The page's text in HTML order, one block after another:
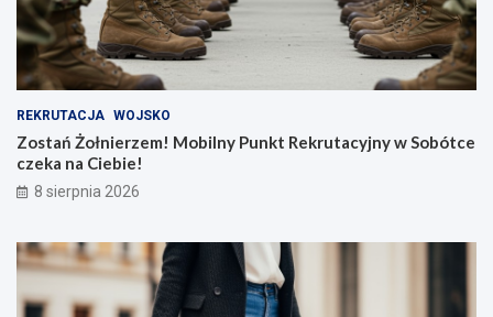
REKRUTACJA WOJSKO
Zostań Żołnierzem! Mobilny Punkt Rekrutacyjny w Sobótce
czeka na Ciebie!
8 sierpnia 2026